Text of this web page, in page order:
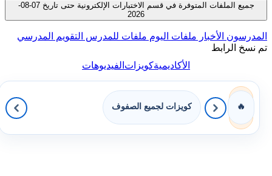
جميع الملفات المتوفرة في قسم الاختبارات الإلكترونية حتى تاريخ 07-08-
2026
المدرسون الأخبار ملفات اليوم ملفات للمدرس التقويم المدرسي
تم نسخ الرابط
الأكاديميةكويزاتالفيديوهات
🔥 كويزات لجميع الصفوف